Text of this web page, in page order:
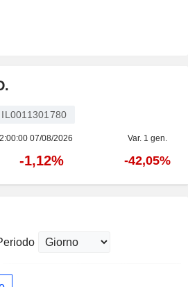
IL0011301780
07/08/2026 Var. 1 gen.
-1,12% -42,05%